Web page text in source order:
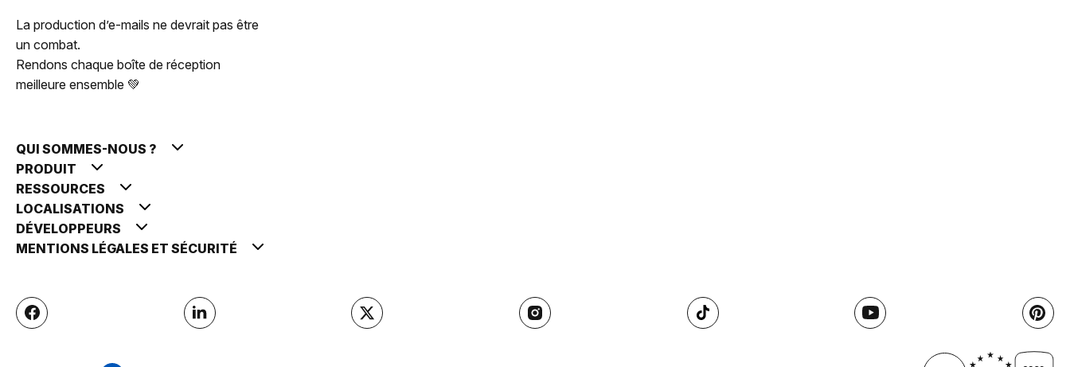
La production d’e-mails ne devrait pas être
un combat.
Rendons chaque boîte de réception
meilleure ensemble 💚
QUI SOMMES-NOUS ?
PRODUIT
RESSOURCES
LOCALISATIONS
DÉVELOPPEURS
MENTIONS LÉGALES ET SÉCURITÉ